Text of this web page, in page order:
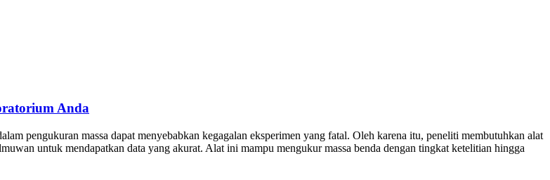
Anda
pengukuran massa dapat menyebabkan kegagalan eksperimen yang fatal. Oleh karena itu, peneliti membutuhkan alat
untuk mendapatkan data yang akurat. Alat ini mampu mengukur massa benda dengan tingkat ketelitian hingga